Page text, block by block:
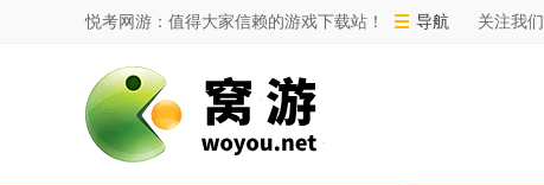
悦考网游：值得大家信赖的游戏下载站！ 导航 关注我们